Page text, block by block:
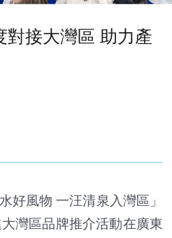
對接大灣區 助力產
風物 一汪清泉入灣區」
灣區品牌推介活動在廣東